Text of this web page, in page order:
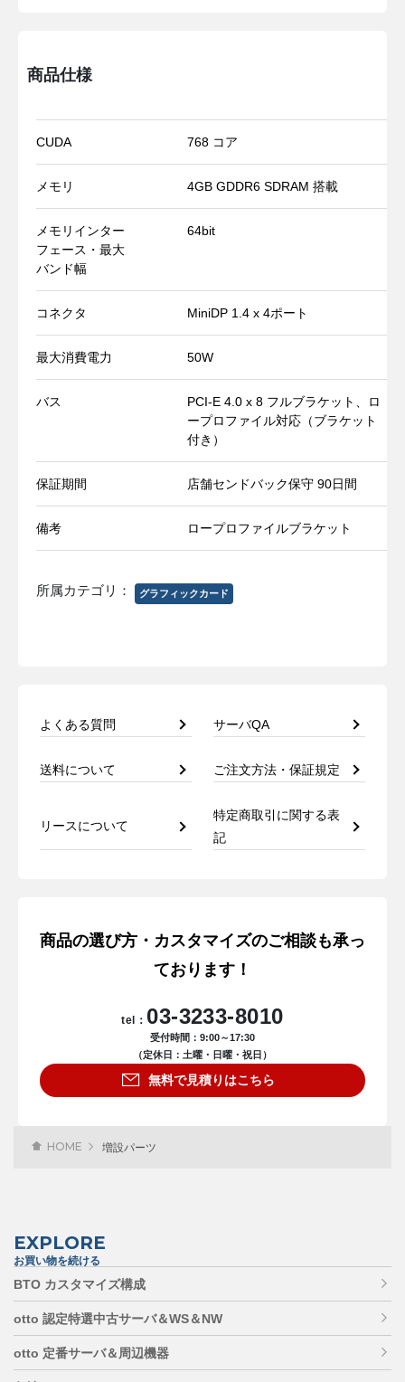
商品仕様
CUDA 768 コア
メモリ 4GB GDDR6 SDRAM 搭載
メモリインター
フェース・最大
バンド幅
64bit
コネクタ MiniDP 1.4 x 4ポート
最大消費電力 50W
バス
PCI-E 4.0 x 8 フルブラケット、ロ
ープロファイル対応（ブラケット
付き）
保証期間 店舗センドバック保守 90日間
備考 ロープロファイルブラケット
所属カテゴリ： グラフィックカード
よくある質問 サーバQA
送料について ご注文方法・保証規定
リースについて
特定商取引に関する表
記
商品の選び方・カスタマイズのご相談も承っ
ております！
tel： 03-3233-8010
受付時間：9:00～17:30
（定休日：土曜・日曜・祝日）
無料で見積りはこちら
HOME 増設パーツ
EXPLORE
お買い物を続ける
BTO カスタマイズ構成
otto 認定特選中古サーバ＆WS＆NW
otto 定番サーバ＆周辺機器